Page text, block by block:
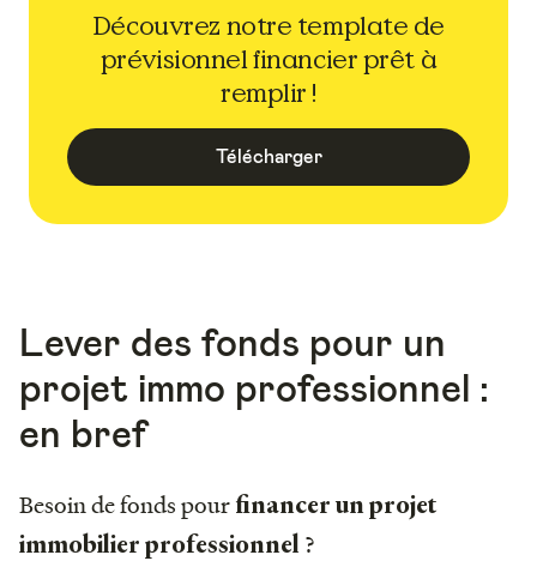
Découvrez notre template de
prévisionnel financier prêt à
remplir !
Télécharger
Lever des fonds pour un
projet immo professionnel :
en bref
Besoin de fonds pour financer un projet
immobilier professionnel ?